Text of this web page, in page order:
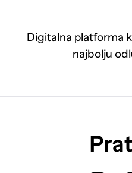
Digitalna platforma
najbolju